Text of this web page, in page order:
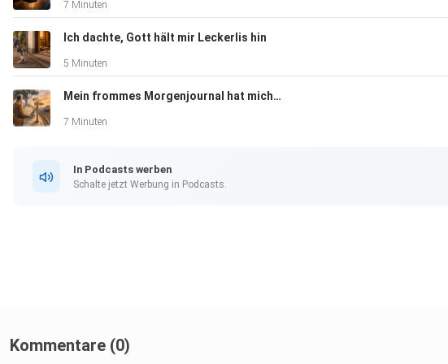
7 Minuten
Ich dachte, Gott hält mir Leckerlis hin
5 Minuten
Mein frommes Morgenjournal hat mich belogen
7 Minuten
In Podcasts werben
Schalte jetzt Werbung in Podcasts.
Kommentare (0)